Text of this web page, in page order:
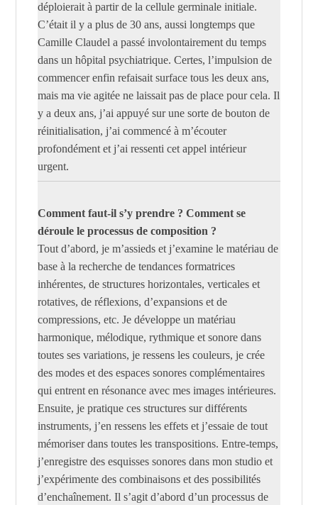
déploierait à partir de la cellule germinale initiale.
C’était il y a plus de 30 ans, aussi longtemps que
Camille Claudel a passé involontairement du temps
dans un hôpital psychiatrique. Certes, l’impulsion de
commencer enfin refaisait surface tous les deux ans,
mais ma vie agitée ne laissait pas de place pour cela. Il
y a deux ans, j’ai appuyé sur une sorte de bouton de
réinitialisation, j’ai commencé à m’écouter
profondément et j’ai ressenti cet appel intérieur
urgent.
Comment faut-il s’y prendre ? Comment se
déroule le processus de composition ?
Tout d’abord, je m’assieds et j’examine le matériau de
base à la recherche de tendances formatrices
inhérentes, de structures horizontales, verticales et
rotatives, de réflexions, d’expansions et de
compressions, etc. Je développe un matériau
harmonique, mélodique, rythmique et sonore dans
toutes ses variations, je ressens les couleurs, je crée
des modes et des espaces sonores complémentaires
qui entrent en résonance avec mes images intérieures.
Ensuite, je pratique ces structures sur différents
instruments, j’en ressens les effets et j’essaie de tout
mémoriser dans toutes les transpositions. Entre-temps,
j’enregistre des esquisses sonores dans mon studio et
j’expérimente des combinaisons et des possibilités
d’enchaînement. Il s’agit d’abord d’un processus de